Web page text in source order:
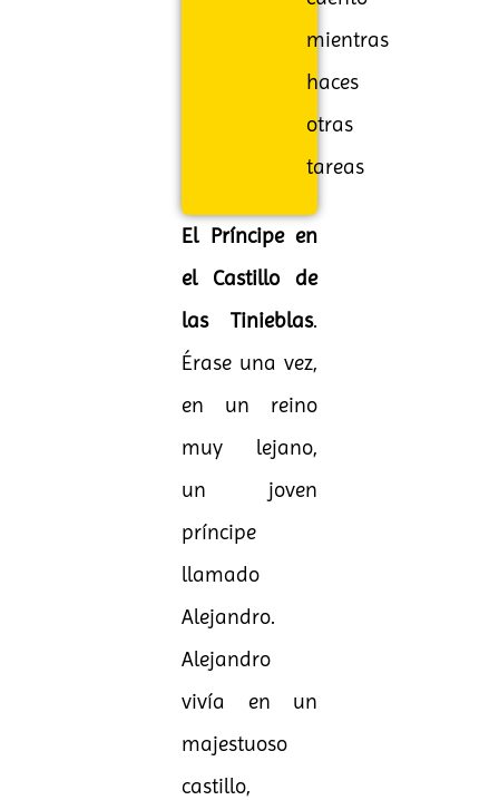
mientras
haces
otras
tareas
El Príncipe en
el Castillo de
las Tinieblas.
Érase una vez,
en un reino
muy lejano,
un joven
príncipe
llamado
Alejandro.
Alejandro
vivía en un
majestuoso
castillo,